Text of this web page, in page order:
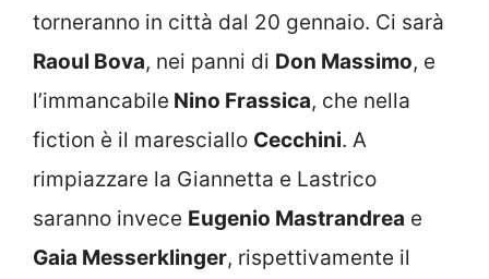
torneranno in città dal 20 gennaio. Ci sarà
Raoul Bova, nei panni di Don Massimo, e
l’immancabile Nino Frassica, che nella
fiction è il maresciallo Cecchini. A
rimpiazzare la Giannetta e Lastrico
saranno invece Eugenio Mastrandrea e
Gaia Messerklinger, rispettivamente il